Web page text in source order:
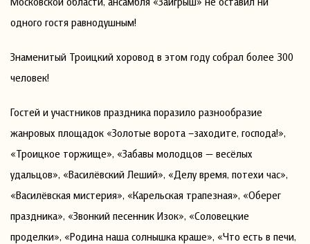
одного гостя равнодушным!
Знаменитый Троицкий хоровод в этом году собрал более 300
человек!
Гостей и участников праздника поразило разнообразие
жанровых площадок «Золотые ворота –заходите, господа!»,
«Троицкое торжище», «Забавы молодцов — весёлых
удальцов», «Василёвский Леший», «Делу время, потехи час»,
«Василёвская мистерия», «Карельская трапезная», «Оберег
праздника», «Звонкий песенник Изок», «Соловецкие
проделки», «Родина наша солнышка краше», «Что есть в печи,